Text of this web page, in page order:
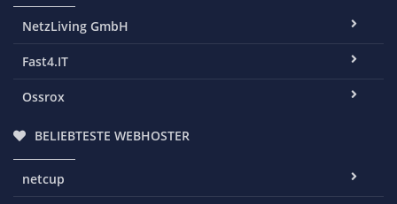
NetzLiving GmbH
Fast4.IT
Ossrox
BELIEBTESTE WEBHOSTER
netcup